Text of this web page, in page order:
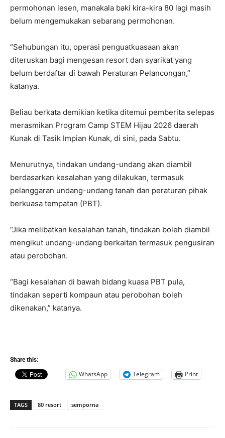
permohonan lesen, manakala baki kira-kira 80 lagi masih
belum mengemukakan sebarang permohonan.
“Sehubungan itu, operasi penguatkuasaan akan
diteruskan bagi mengesan resort dan syarikat yang
belum berdaftar di bawah Peraturan Pelancongan,”
katanya.
Beliau berkata demikian ketika ditemui pemberita selepas
merasmikan Program Camp STEM Hijau 2026 daerah
Kunak di Tasik Impian Kunak, di sini, pada Sabtu.
Menurutnya, tindakan undang-undang akan diambil
berdasarkan kesalahan yang dilakukan, termasuk
pelanggaran undang-undang tanah dan peraturan pihak
berkuasa tempatan (PBT).
“Jika melibatkan kesalahan tanah, tindakan boleh diambil
mengikut undang-undang berkaitan termasuk pengusiran
atau perobohan.
“Bagi kesalahan di bawah bidang kuasa PBT pula,
tindakan seperti kompaun atau perobohan boleh
dikenakan,” katanya.
Share this:
WhatsApp Telegram Print
TAGS 80 resort semporna